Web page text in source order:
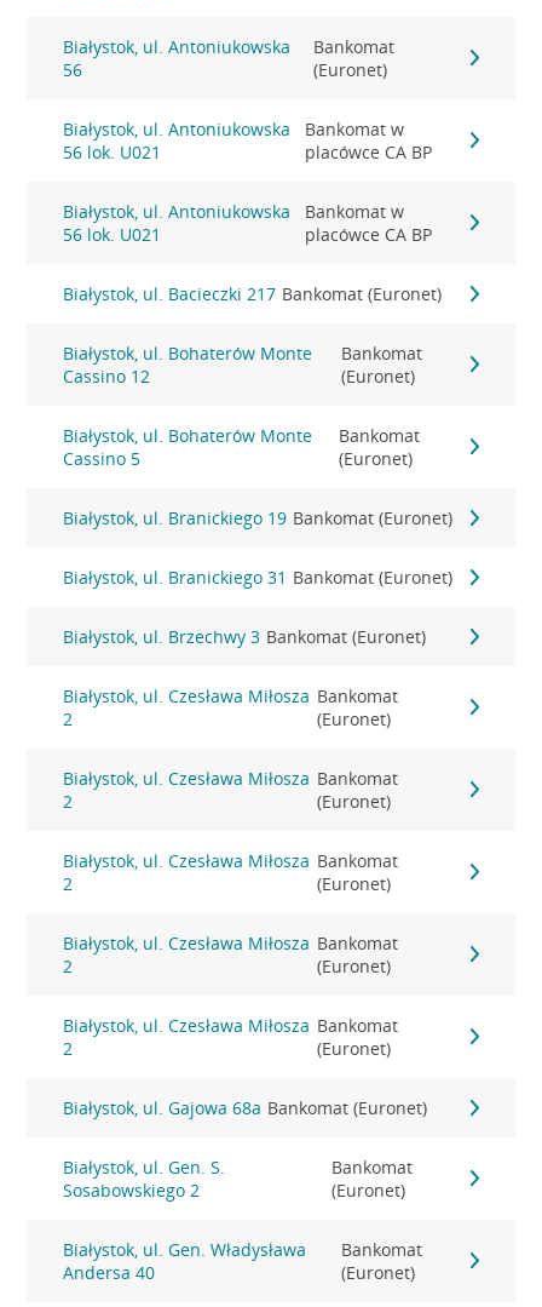
Białystok, ul. Antoniukowska
56
Bankomat
(Euronet)
Białystok, ul. Antoniukowska
56 lok. U021
Bankomat w
placówce CA BP
Białystok, ul. Antoniukowska
56 lok. U021
Bankomat w
placówce CA BP
Białystok, ul. Bacieczki 217 Bankomat (Euronet)
Białystok, ul. Bohaterów Monte
Cassino 12
Bankomat
(Euronet)
Białystok, ul. Bohaterów Monte
Cassino 5
Bankomat
(Euronet)
Białystok, ul. Branickiego 19 Bankomat (Euronet)
Białystok, ul. Branickiego 31 Bankomat (Euronet)
Białystok, ul. Brzechwy 3 Bankomat (Euronet)
Białystok, ul. Czesława Miłosza
2
Bankomat
(Euronet)
Białystok, ul. Czesława Miłosza
2
Bankomat
(Euronet)
Białystok, ul. Czesława Miłosza
2
Bankomat
(Euronet)
Białystok, ul. Czesława Miłosza
2
Bankomat
(Euronet)
Białystok, ul. Czesława Miłosza
2
Bankomat
(Euronet)
Białystok, ul. Gajowa 68a Bankomat (Euronet)
Białystok, ul. Gen. S.
Sosabowskiego 2
Bankomat
(Euronet)
Białystok, ul. Gen. Władysława
Andersa 40
Bankomat
(Euronet)